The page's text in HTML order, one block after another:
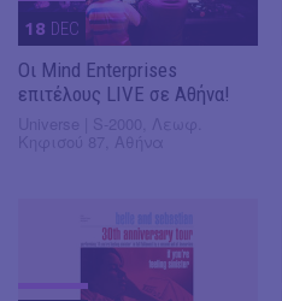
18 DEC
Οι Mind Enterprises
επιτέλους LIVE σε Αθήνα!